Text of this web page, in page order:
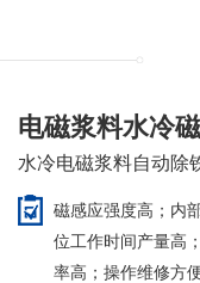
电磁浆料水冷
水冷电磁浆料自动除
磁感应强度高；内
位工作时间产量高
率高；操作维修方便